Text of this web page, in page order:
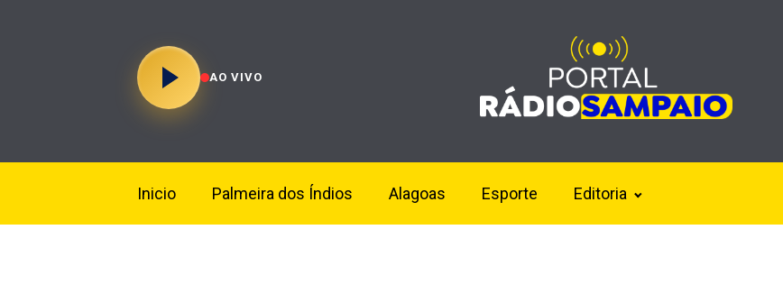
AO VIVO
Inicio Palmeira dos Índios Alagoas Esporte Editoria